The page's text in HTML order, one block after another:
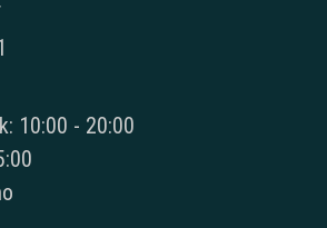
10:00 - 20:00